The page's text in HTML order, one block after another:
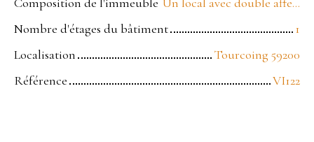
Nombre d'étages du bâtiment
1
Localisation
Tourcoing 59200
Référence
VI122